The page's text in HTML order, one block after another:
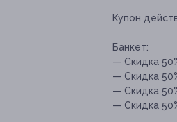
Купон
Банкет:
— Скидка
— Скидка
— Скидка
— Скидка